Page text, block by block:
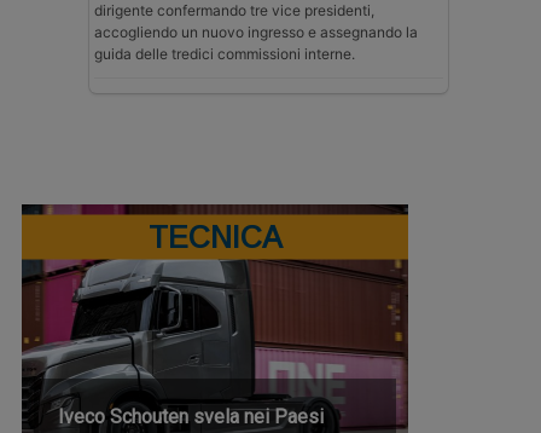
dirigente confermando tre vice presidenti,
accogliendo un nuovo ingresso e assegnando la
guida delle tredici commissioni interne.
TECNICA
Iveco Schouten svela nei Paesi